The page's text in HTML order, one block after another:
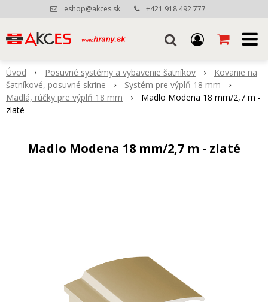
eshop@akces.sk +421 918 492 777
Úvod Posuvné systémy a vybavenie šatníkov
Kovanie na
šatníkové, posuvné skrine
Systém pre výplň 18 mm
Madlá, rúčky pre výplň 18 mm
Madlo Modena 18 mm/2,7 m -
zlaté
Madlo Modena 18 mm/2,7 m - zlaté